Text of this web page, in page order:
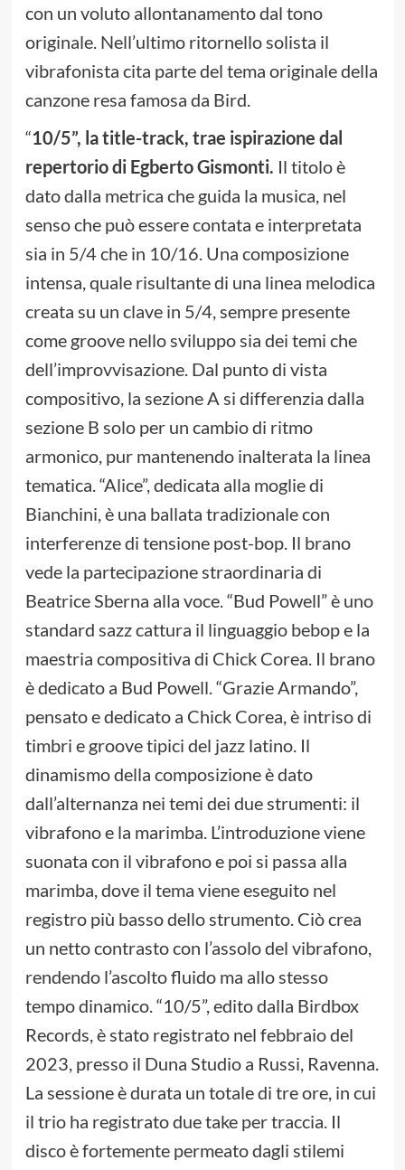
con un voluto allontanamento dal tono
originale. Nell’ultimo ritornello solista il
vibrafonista cita parte del tema originale della
canzone resa famosa da Bird.
“10/5”, la title-track, trae ispirazione dal
repertorio di Egberto Gismonti. Il titolo è
dato dalla metrica che guida la musica, nel
senso che può essere contata e interpretata
sia in 5/4 che in 10/16. Una composizione
intensa, quale risultante di una linea melodica
creata su un clave in 5/4, sempre presente
come groove nello sviluppo sia dei temi che
dell’improvvisazione. Dal punto di vista
compositivo, la sezione A si differenzia dalla
sezione B solo per un cambio di ritmo
armonico, pur mantenendo inalterata la linea
tematica. “Alice”, dedicata alla moglie di
Bianchini, è una ballata tradizionale con
interferenze di tensione post-bop. Il brano
vede la partecipazione straordinaria di
Beatrice Sberna alla voce. “Bud Powell” è uno
standard sazz cattura il linguaggio bebop e la
maestria compositiva di Chick Corea. Il brano
è dedicato a Bud Powell. “Grazie Armando”,
pensato e dedicato a Chick Corea, è intriso di
timbri e groove tipici del jazz latino. Il
dinamismo della composizione è dato
dall’alternanza nei temi dei due strumenti: il
vibrafono e la marimba. L’introduzione viene
suonata con il vibrafono e poi si passa alla
marimba, dove il tema viene eseguito nel
registro più basso dello strumento. Ciò crea
un netto contrasto con l’assolo del vibrafono,
rendendo l’ascolto fluido ma allo stesso
tempo dinamico. “10/5”, edito dalla Birdbox
Records, è stato registrato nel febbraio del
2023, presso il Duna Studio a Russi, Ravenna.
La sessione è durata un totale di tre ore, in cui
il trio ha registrato due take per traccia. Il
disco è fortemente permeato dagli stilemi